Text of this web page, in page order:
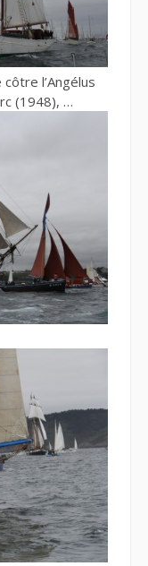
l’Angélus
(1948), …